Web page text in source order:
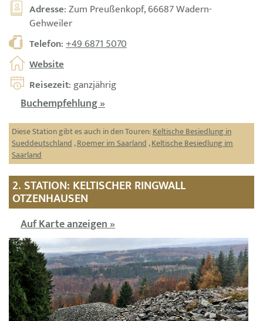
Adresse: Zum Preußenkopf, 66687 Wadern-
Gehweiler
Telefon:+49 6871 5070
Website
Reisezeit: ganzjährig
Buchempfehlung »
Diese Station gibt es auch in den Touren:Keltische Besiedlung in
Sueddeutschland,Roemer im Saarland,Keltische Besiedlung im
Saarland
2. STATION: KELTISCHER RINGWALL
OTZENHAUSEN
Auf Karte anzeigen »